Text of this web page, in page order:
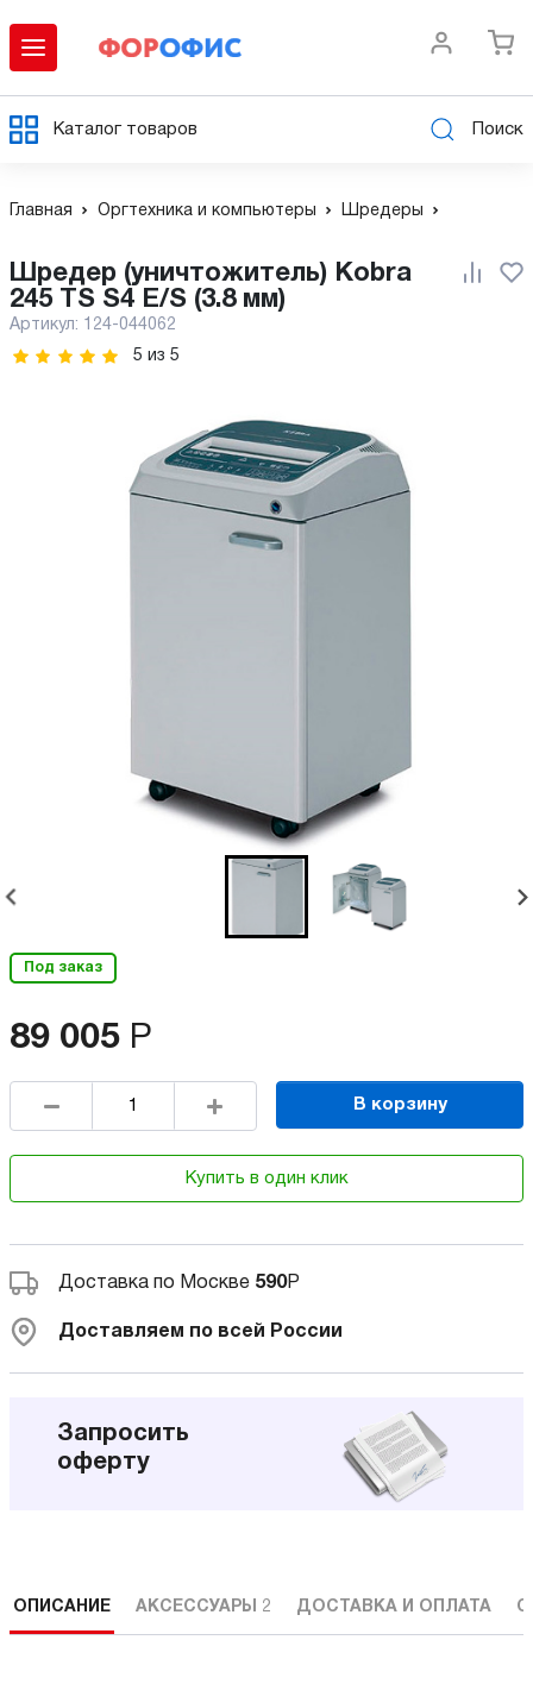
Каталог товаров Поиск
Главная Оргтехника и компьютеры Шредеры
Шредер (уничтожитель) Kobra
245 TS S4 E/S (3.8 мм)
Артикул: 124-044062
5 из 5
Под заказ
89 005 Р
В корзину
Купить в один клик
Доставка по Москве 590Р
Доставляем по всей России
Запросить
оферту
ОПИСАНИЕ АКСЕССУАРЫ 2 ДОСТАВКА И ОПЛАТА